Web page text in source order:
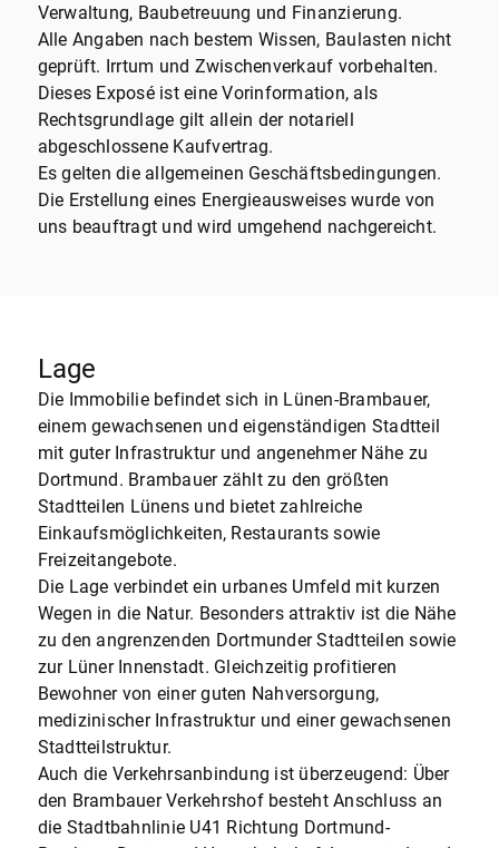
Verwaltung, Baubetreuung und Finanzierung.
Alle Angaben nach bestem Wissen, Baulasten nicht
geprüft. Irrtum und Zwischenverkauf vorbehalten.
Dieses Exposé ist eine Vorinformation, als
Rechtsgrundlage gilt allein der notariell
abgeschlossene Kaufvertrag.
Es gelten die allgemeinen Geschäftsbedingungen.
Die Erstellung eines Energieausweises wurde von
uns beauftragt und wird umgehend nachgereicht.
Lage
Die Immobilie befindet sich in Lünen-Brambauer,
einem gewachsenen und eigenständigen Stadtteil
mit guter Infrastruktur und angenehmer Nähe zu
Dortmund. Brambauer zählt zu den größten
Stadtteilen Lünens und bietet zahlreiche
Einkaufsmöglichkeiten, Restaurants sowie
Freizeitangebote.
Die Lage verbindet ein urbanes Umfeld mit kurzen
Wegen in die Natur. Besonders attraktiv ist die Nähe
zu den angrenzenden Dortmunder Stadtteilen sowie
zur Lüner Innenstadt. Gleichzeitig profitieren
Bewohner von einer guten Nahversorgung,
medizinischer Infrastruktur und einer gewachsenen
Stadtteilstruktur.
Auch die Verkehrsanbindung ist überzeugend: Über
den Brambauer Verkehrshof besteht Anschluss an
die Stadtbahnlinie U41 Richtung Dortmund-